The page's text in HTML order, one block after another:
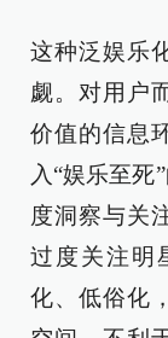
这种泛娱乐
觑。对用户
价值的信息
入“娱乐至死
度洞察与关
过度关注明
化、低俗化